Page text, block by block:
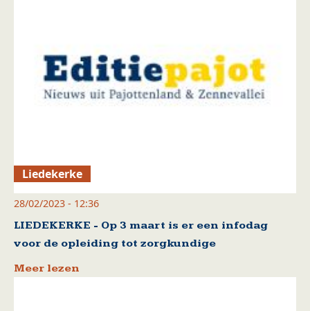
Liedekerke
28/02/2023 - 12:36
LIEDEKERKE - Op 3 maart is er een infodag
voor de opleiding tot zorgkundige
Meer lezen